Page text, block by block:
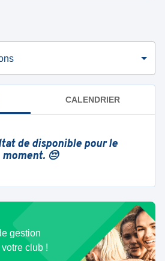
CALENDRIER
de disponible pour le
moment. 😔
gestion
club !